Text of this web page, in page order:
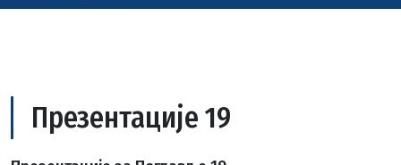
Презентације 19